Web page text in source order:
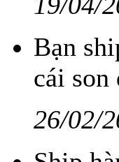
Bạn
cái
26/02/